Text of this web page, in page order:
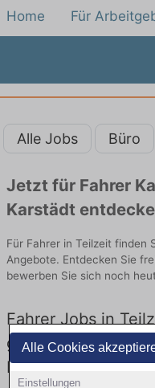
Alle Cookies
Einstellungen
Home Für
Alle Jobs Büro
Jetzt für Fahrer
Karstädt
Für Fahrer in Teilzeit finden
Angebote. Entdecken Sie
bewerben Sie sich noch
Fahrer Jobs in
gibt es keine
Karstädt